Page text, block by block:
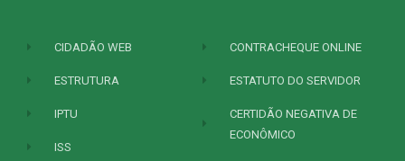
CIDADÃO WEB
ESTRUTURA
IPTU
ISS
CONTRACHEQUE ONLINE
ESTATUTO DO SERVIDOR
CERTIDÃO NEGATIVA DE
ECONÔMICO